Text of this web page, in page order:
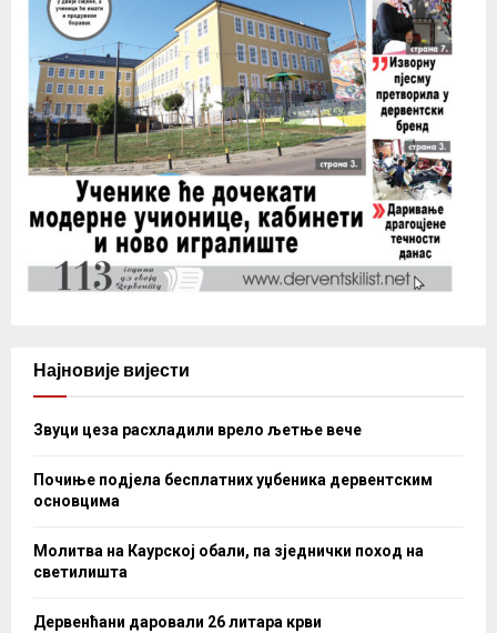
Најновије вијести
Звуци цеза расхладили врело љетње вече
Почиње подјела бесплатних уџбеника дервентским
основцима
Молитва на Каурској обали, па зједнички поход на
светилишта
Дервенћани даровали 26 литара крви